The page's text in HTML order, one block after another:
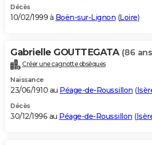
Décès
10/02/1999 à Boën-sur-Lignon (Loire)
Gabrielle GOUTTEGATA (86
Créer une cagnotte obsèques
Naissance
23/06/1910 au Péage-de-Roussillon (
Décès
30/12/1996 au Péage-de-Roussillon (